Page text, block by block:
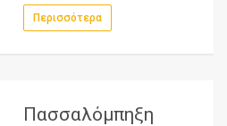
Περισσότερα
Πασσαλόμπηξη